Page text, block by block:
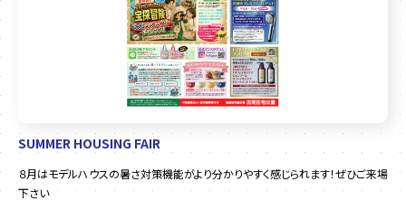
SUMMER HOUSING FAIR
８月はモデルハウスの暑さ対策機能がより分かりやすく感じられます！ぜひご来場
下さい